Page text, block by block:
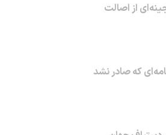
از اصالت
که صادر نشد